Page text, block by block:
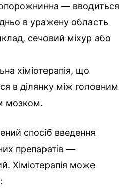
— вводиться
в уражену область
сечовий міхур або
хіміотерапія, що
в ділянку між головним
мозком.
спосіб введення
препаратів —
Хіміотерапія може